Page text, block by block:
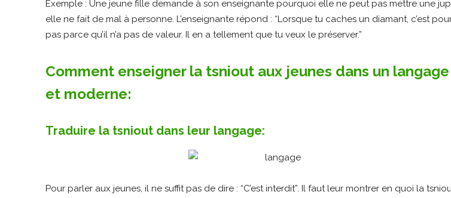
Exemple : Une jeune fille demande à son enseignante pourquoi elle ne peut pas mettre une
elle ne fait de mal à personne. L’enseignante répond : “Lorsque tu caches un diamant, c’est
pas parce qu’il n’a pas de valeur. Il en a tellement que tu veux le préserver.”
Comment enseigner la tsniout aux jeunes dans un
et moderne:
Traduire la tsniout dans leur langage:
Pour parler aux jeunes, il ne suffit pas de dire : “C’est interdit”. Il faut leur montrer en quoi la